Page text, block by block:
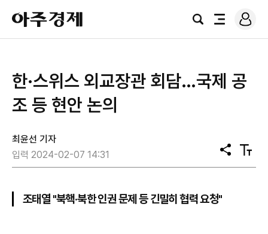
아
주
경
검
전
로
그
한·스위스 외교장관 회담…국제 공
조 등 현안 논의
최윤선 기자
입력 2024-02-07 14:31
공
유
텍
스
조태열 "북핵·북한 인권 문제 등 긴밀히 협력 요청"